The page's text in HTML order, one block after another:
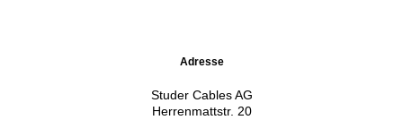
Adresse
Studer Cables AG
Herrenmattstr. 20